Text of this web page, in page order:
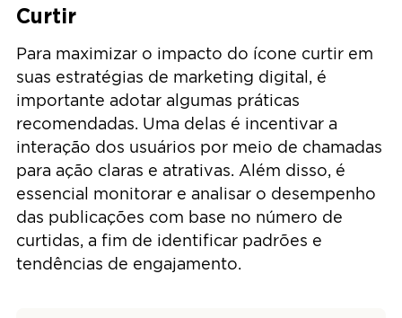
Curtir
Para maximizar o impacto do ícone curtir em
suas estratégias de marketing digital, é
importante adotar algumas práticas
recomendadas. Uma delas é incentivar a
interação dos usuários por meio de chamadas
para ação claras e atrativas. Além disso, é
essencial monitorar e analisar o desempenho
das publicações com base no número de
curtidas, a fim de identificar padrões e
tendências de engajamento.